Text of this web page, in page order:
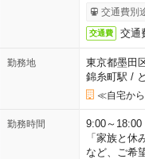
交通費別
交通費 交通
勤務地
東京都墨田
錦糸町駅 /
≪自宅から
勤務時間
9:00～
「家族と
など、ご希